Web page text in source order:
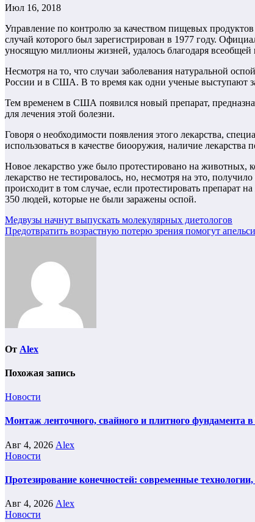
Июл 16, 2018
Управление по контролю за качеством пищевых
случай которого был зарегистрирован в 1977 году.
уносящую миллионы жизней, удалось благодаря
Несмотря на то, что случаи заболевания натуральной
России и в США. В то время как одни ученые выступают
Тем временем в США появился новый препарат,
для лечения этой болезни.
Говоря о необходимости появления этого лекарства,
использоваться в качестве биооружия, наличие лекарства
Новое лекарство уже было протестировано на
лекарство не тестировалось, но, несмотря на это,
происходит в том случае, если протестировать препарат
350 людей, которые не были заражены оспой.
Навигация
по
Медвузы начнут выпускать молекулярных диетологов
Предотвратить возрастную потерю зрения помогут
От Alex
Похожая запись
Новости
Монтаж ленточного, свайного и плитного фундамента
Авг 4, 2026 Alex
Новости
Протезирование конечностей: современные
Авг 4, 2026 Alex
Новости